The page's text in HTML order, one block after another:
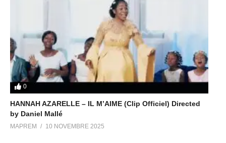
0
HANNAH AZARELLE – IL M’AIME (Clip Officiel) Directed
by Daniel Mallé
MAPREM 10 NOVEMBRE 2025